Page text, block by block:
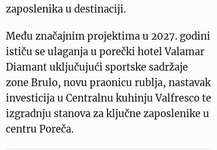
zaposlenika u destinaciji.
Među značajnim projektima u 2027. godini
ističu se ulaganja u porečki hotel Valamar
Diamant uključujući sportske sadržaje
zone Brulo, novu praonicu rublja, nastavak
investicija u Centralnu kuhinju Valfresco te
izgradnju stanova za ključne zaposlenike u
centru Poreča.